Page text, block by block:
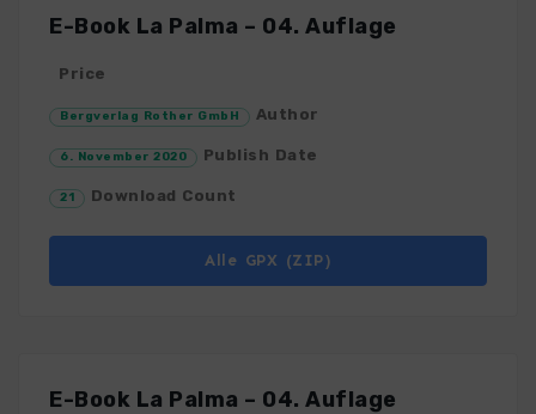
E-Book La Palma – 04. Auflage
Price
Bergverlag Rother GmbH Author
6. November 2020 Publish Date
21 Download Count
Alle GPX (ZIP)
E-Book La Palma – 04. Auflage